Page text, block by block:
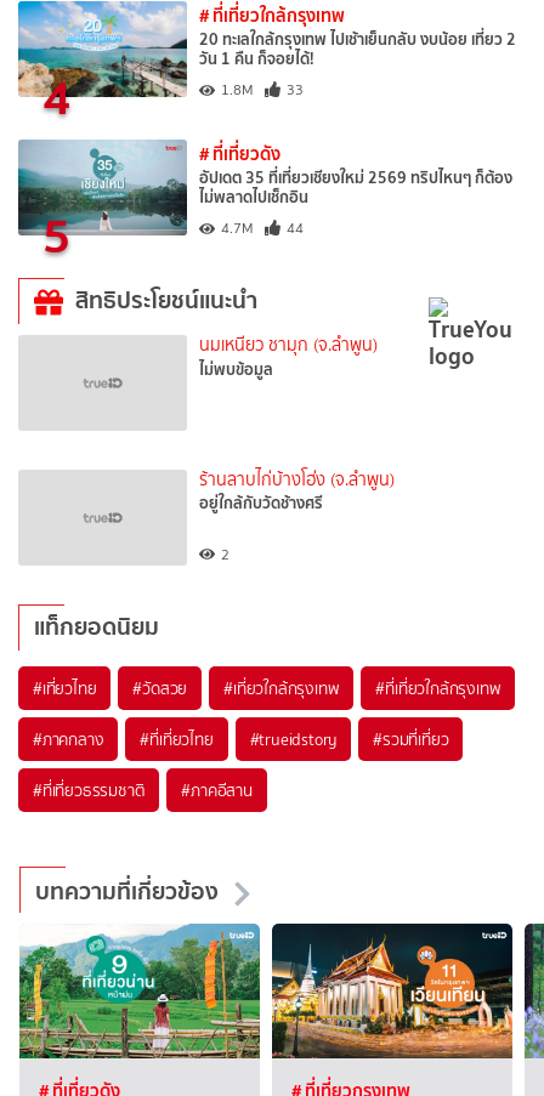
4
# ที่เที่ยวใกล้กรุงเทพ
20 ทะเลใกล้กรุงเทพ ไปเช้าเย็นกลับ งบน้อย เที่ยว 2
วัน 1 คืน ก็จอยได้!
1.8M 33
5
# ที่เที่ยวดัง
อัปเดต 35 ที่เที่ยวเชียงใหม่ 2569 ทริปไหนๆ ก็ต้อง
ไม่พลาดไปเช็กอิน
4.7M 44
สิทธิประโยชน์แนะนำ
นมเหนียว ชามุก (จ.ลำพูน)
ไม่พบข้อมูล
ร้านลาบไก่บ้างโฮ่ง (จ.ลำพูน)
อยู่ใกล้กับวัดช้างศรี
2
แท็กยอดนิยม
#เที่ยวไทย #วัดสวย #เที่ยวใกล้กรุงเทพ #ที่เที่ยวใกล้กรุงเทพ
#ภาคกลาง #ที่เที่ยวไทย #trueidstory #รวมที่เที่ยว
#ที่เที่ยวธรรมชาติ #ภาคอีสาน
บทความที่เกี่ยวข้อง